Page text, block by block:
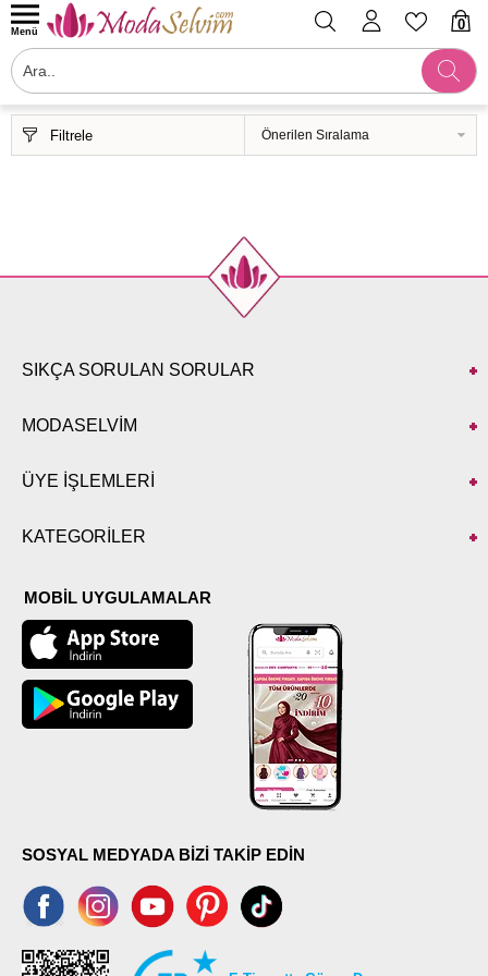
0
Menü
Filtrele
SIKÇA SORULAN SORULAR
MODASELVİM
ÜYE İŞLEMLERİ
KATEGORİLER
MOBİL UYGULAMALAR
SOSYAL MEDYADA BİZİ TAKİP EDİN